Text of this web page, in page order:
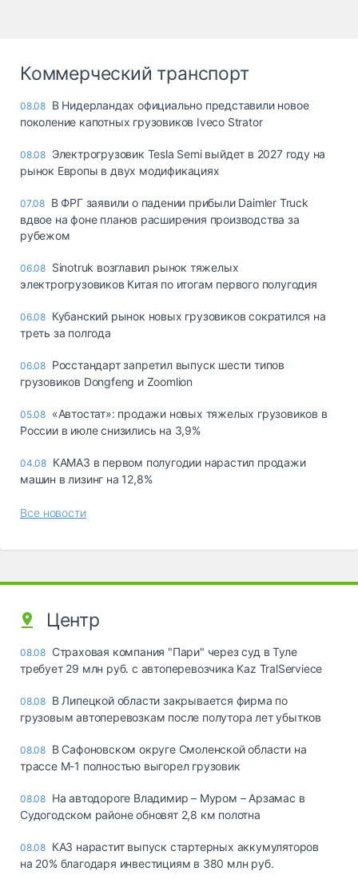
Коммерческий транспорт
08.08 В Нидерландах официально представили новое
поколение капотных грузовиков Iveco Strator
08.08 Электрогрузовик Tesla Semi выйдет в 2027 году на
рынок Европы в двух модификациях
07.08 В ФРГ заявили о падении прибыли Daimler Truck
вдвое на фоне планов расширения производства за
рубежом
06.08 Sinotruk возглавил рынок тяжелых
электрогрузовиков Китая по итогам первого полугодия
06.08 Кубанский рынок новых грузовиков сократился на
треть за полгода
06.08 Росстандарт запретил выпуск шести типов
грузовиков Dongfeng и Zoomlion
05.08 «Автостат»: продажи новых тяжелых грузовиков в
России в июле снизились на 3,9%
04.08 КАМАЗ в первом полугодии нарастил продажи
машин в лизинг на 12,8%
Все новости
Центр
08.08 Страховая компания "Пари" через суд в Туле
требует 29 млн руб. с автоперевозчика Kaz TralServiece
08.08 В Липецкой области закрывается фирма по
грузовым автоперевозкам после полутора лет убытков
08.08 В Сафоновском округе Смоленской области на
трассе М-1 полностью выгорел грузовик
08.08 На автодороге Владимир – Муром – Арзамас в
Судогодском районе обновят 2,8 км полотна
08.08 КАЗ нарастит выпуск стартерных аккумуляторов
на 20% благодаря инвестициям в 380 млн руб.